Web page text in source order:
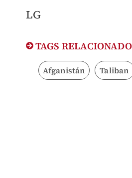
LG
TAGS
Afganistán Taliban